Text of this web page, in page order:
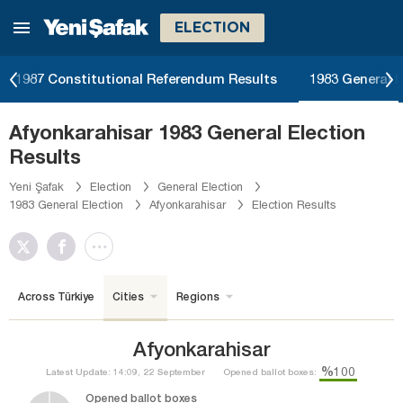
ELECTION
1987 Constitutional Referendum Results 1983 General
Afyonkarahisar 1983 General Election
Results
Yeni Şafak Election
General Election
1983 General Election
Afyonkarahisar Election Results
Across Türkiye Cities Regions
Afyonkarahisar
Latest Update: 14:09, 22 September Opened ballot boxes: %100
Opened ballot boxes